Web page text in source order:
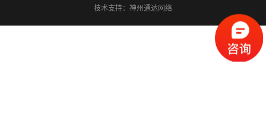
技术支持： 神州通达网络